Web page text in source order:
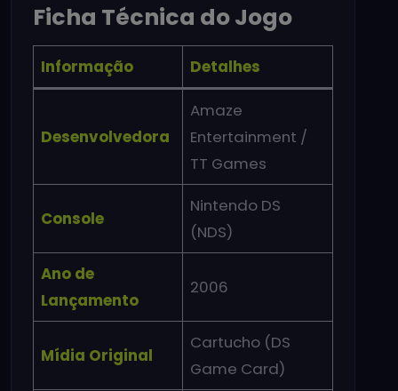
Ficha Técnica do Jogo
Informação Detalhes
Desenvolvedora
Amaze
Entertainment /
TT Games
Console
Nintendo DS
(NDS)
Ano de
Lançamento
2006
Mídia Original
Cartucho (DS
Game Card)